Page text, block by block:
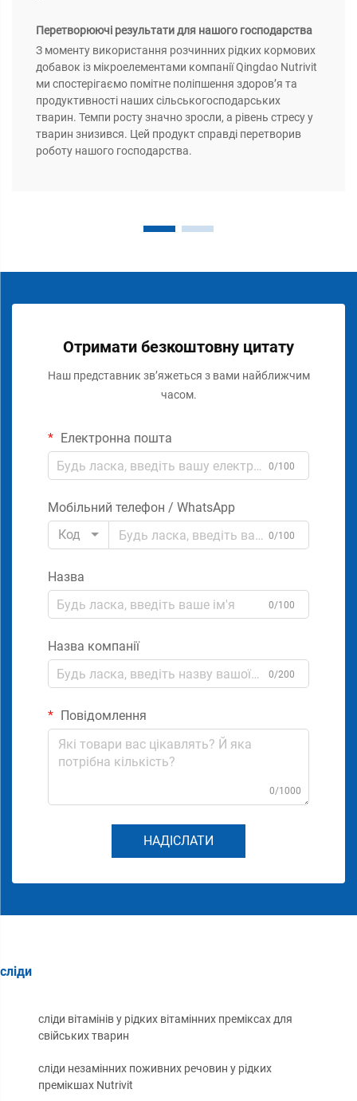
Перетворюючі результати для нашого господарства
З моменту використання розчинних рідких кормових
добавок із мікроелементами компанії Qingdao Nutrivit
ми спостерігаємо помітне поліпшення здоров’я та
продуктивності наших сільськогосподарських
тварин. Темпи росту значно зросли, а рівень стресу у
тварин знизився. Цей продукт справді перетворив
роботу нашого господарства.
Отримати безкоштовну цитату
Наш представник зв’яжеться з вами найближчим
часом.
Електронна пошта
0/100
Мобільний телефон / WhatsApp
Код
0/100
Назва
0/100
Назва компанії
0/200
Повідомлення
0/1000
НАДІСЛАТИ
сліди
сліди вітамінів у рідких вітамінних преміксах для
свійських тварин
сліди незамінних поживних речовин у рідких
премікшах Nutrivit